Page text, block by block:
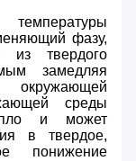
фазу,
из твердого
замедляя
среды
и может
в твердое,
понижение